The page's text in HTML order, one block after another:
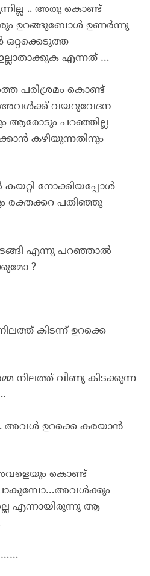
.. അതു കൊണ്ട്
ഉറങ്ങുബോൾ ഉണർന്നു
എന്നത് …
പരിശ്രമം കൊണ്ട്
വയറുവേദന
ആരോടും പറഞ്ഞില്ല
കഴിയുന്നതിനും
നോക്കിയപ്പോൾ
രക്തക്കറ പതിഞ്ഞു
എന്നു പറഞ്ഞാൽ
?
കിടന്ന് ഉറക്കെ
നിലത്ത് വീണു കിടക്കുന്ന
അവൾ ഉറക്കെ കരയാൻ
അവളെയും കൊണ്ട്
എന്നായിരുന്നു ആ